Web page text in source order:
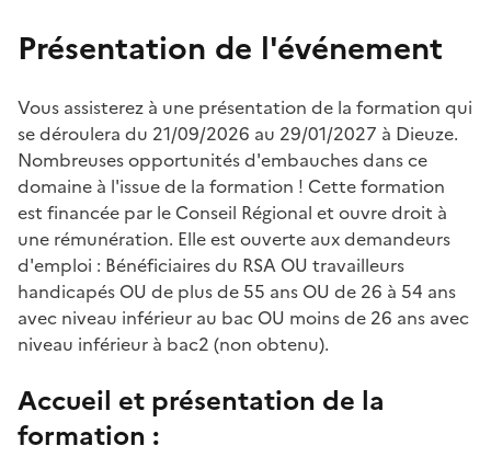
Présentation de l'événement
Vous assisterez à une présentation de la formation qui
se déroulera du 21/09/2026 au 29/01/2027 à Dieuze.
Nombreuses opportunités d'embauches dans ce
domaine à l'issue de la formation ! Cette formation
est financée par le Conseil Régional et ouvre droit à
une rémunération. Elle est ouverte aux demandeurs
d'emploi : Bénéficiaires du RSA OU travailleurs
handicapés OU de plus de 55 ans OU de 26 à 54 ans
avec niveau inférieur au bac OU moins de 26 ans avec
niveau inférieur à bac2 (non obtenu).
Accueil et présentation de la
formation :